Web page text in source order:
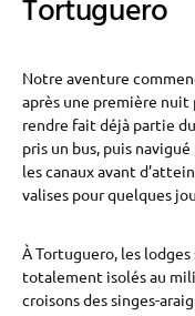
Tortuguero
Notre aventure
après une première nuit
rendre fait déjà partie
pris un bus, puis
les canaux avant
valises pour quelques
À Tortuguero, les
totalement isolés au
croisons des singes-